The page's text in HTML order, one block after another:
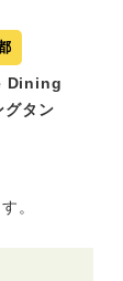
Dining
グタン
。